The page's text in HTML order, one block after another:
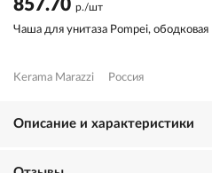
857.70 р./шт
Чаша для унитаза Pompei, ободковая
Kerama Marazzi Россия
Описание и характеристики